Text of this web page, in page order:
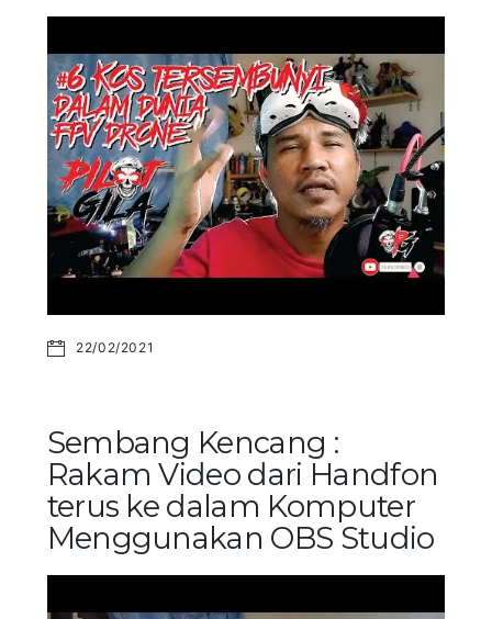
22/02/2021
Sembang Kencang :
Rakam Video dari Handfon
terus ke dalam Komputer
Menggunakan OBS Studio